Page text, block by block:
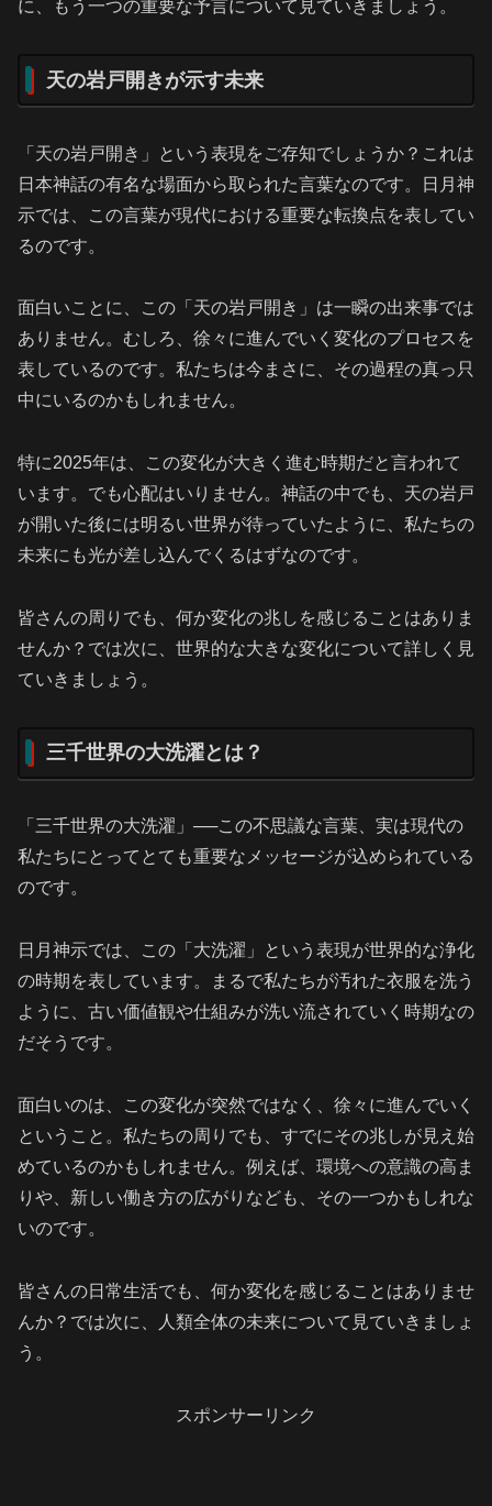
に、もう一つの重要な予言について見ていきましょう。
天の岩戸開きが示す未来
「天の岩戸開き」という表現をご存知でしょうか？これは
日本神話の有名な場面から取られた言葉なのです。日月神
示では、この言葉が現代における重要な転換点を表してい
るのです。
面白いことに、この「天の岩戸開き」は一瞬の出来事では
ありません。むしろ、徐々に進んでいく変化のプロセスを
表しているのです。私たちは今まさに、その過程の真っ只
中にいるのかもしれません。
特に2025年は、この変化が大きく進む時期だと言われて
います。でも心配はいりません。神話の中でも、天の岩戸
が開いた後には明るい世界が待っていたように、私たちの
未来にも光が差し込んでくるはずなのです。
皆さんの周りでも、何か変化の兆しを感じることはありま
せんか？では次に、世界的な大きな変化について詳しく見
ていきましょう。
三千世界の大洗濯とは？
「三千世界の大洗濯」──この不思議な言葉、実は現代の
私たちにとってとても重要なメッセージが込められている
のです。
日月神示では、この「大洗濯」という表現が世界的な浄化
の時期を表しています。まるで私たちが汚れた衣服を洗う
ように、古い価値観や仕組みが洗い流されていく時期なの
だそうです。
面白いのは、この変化が突然ではなく、徐々に進んでいく
ということ。私たちの周りでも、すでにその兆しが見え始
めているのかもしれません。例えば、環境への意識の高ま
りや、新しい働き方の広がりなども、その一つかもしれな
いのです。
皆さんの日常生活でも、何か変化を感じることはありませ
んか？では次に、人類全体の未来について見ていきましょ
う。
スポンサーリンク